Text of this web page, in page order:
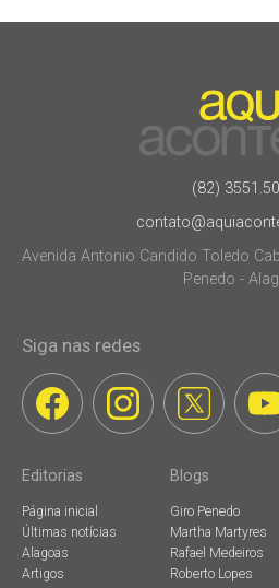
(82)
Avenida Antonio Candido Toledo
Penedo -
Siga nas redes
Editorias
Página inicial
Últimas notícias
Alagoas
Artigos
Blogs
Giro Penedo
Martha Martyres
Rafael Medeiros
Roberto Lopes